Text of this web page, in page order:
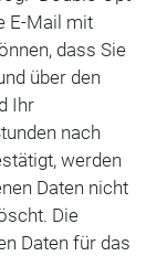
E-Mail mit
dass Sie
über den
Ihr
nach
werden
Daten nicht
Die
Daten für das